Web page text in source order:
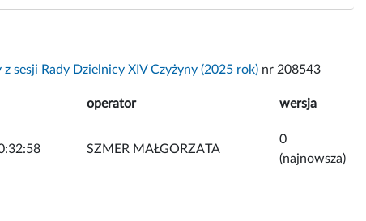
z sesji Rady Dzielnicy XIV Czyżyny (2025 rok) nr 208543
operator wersja
SZMER MAŁGORZATA
0
(najnowsza)